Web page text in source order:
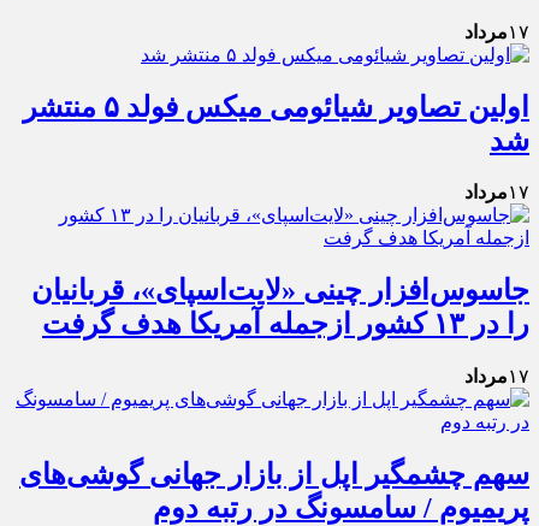
۱۷مرداد
اولین تصاویر شیائومی میکس فولد ۵ منتشر
شد
۱۷مرداد
جاسوس‌افزار چینی «لایت‌اسپای»، قربانیان
را در ۱۳ کشور ازجمله آمریکا هدف گرفت
۱۷مرداد
سهم چشمگیر اپل از بازار جهانی گوشی‌های
پریمیوم / سامسونگ در رتبه دوم